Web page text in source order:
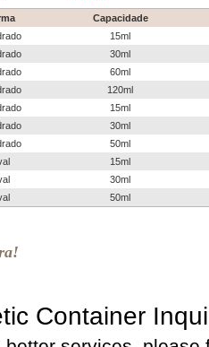
Capacidade
15ml
30ml
60ml
120ml
15ml
30ml
50ml
15ml
30ml
50ml